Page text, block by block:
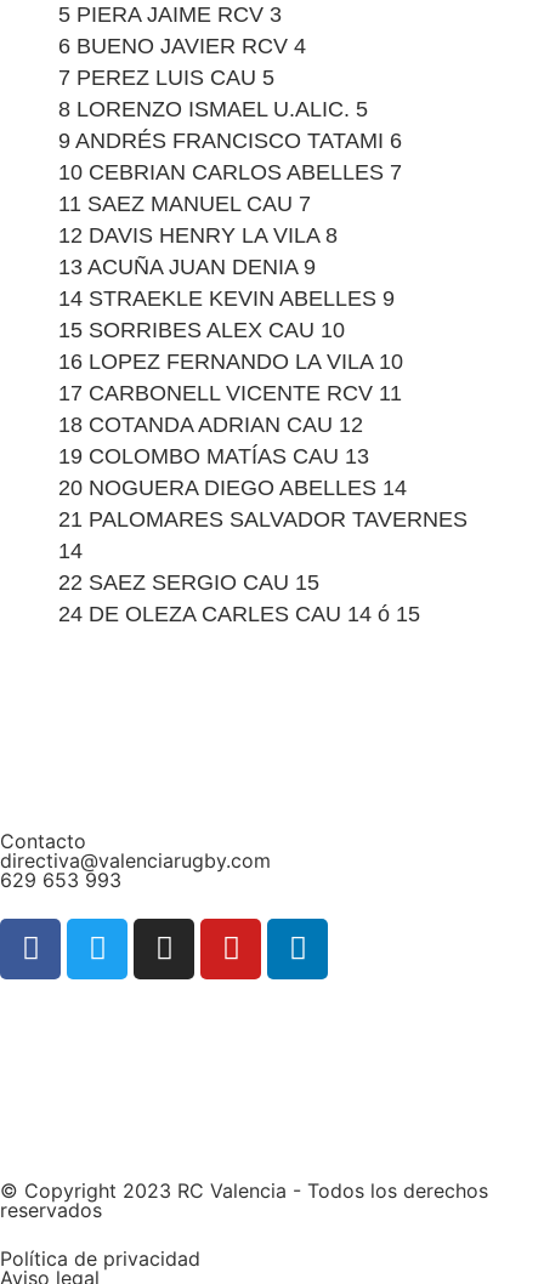
5 PIERA JAIME RCV 3
6 BUENO JAVIER RCV 4
7 PEREZ LUIS CAU 5
8 LORENZO ISMAEL U.ALIC. 5
9 ANDRÉS FRANCISCO TATAMI 6
10 CEBRIAN CARLOS ABELLES 7
11 SAEZ MANUEL CAU 7
12 DAVIS HENRY LA VILA 8
13 ACUÑA JUAN DENIA 9
14 STRAEKLE KEVIN ABELLES 9
15 SORRIBES ALEX CAU 10
16 LOPEZ FERNANDO LA VILA 10
17 CARBONELL VICENTE RCV 11
18 COTANDA ADRIAN CAU 12
19 COLOMBO MATÍAS CAU 13
20 NOGUERA DIEGO ABELLES 14
21 PALOMARES SALVADOR TAVERNES
14
22 SAEZ SERGIO CAU 15
24 DE OLEZA CARLES CAU 14 ó 15
Contacto
directiva@valenciarugby.com
629 653 993
© Copyright 2023 RC Valencia - Todos los derechos
reservados
Política de privacidad
Aviso legal